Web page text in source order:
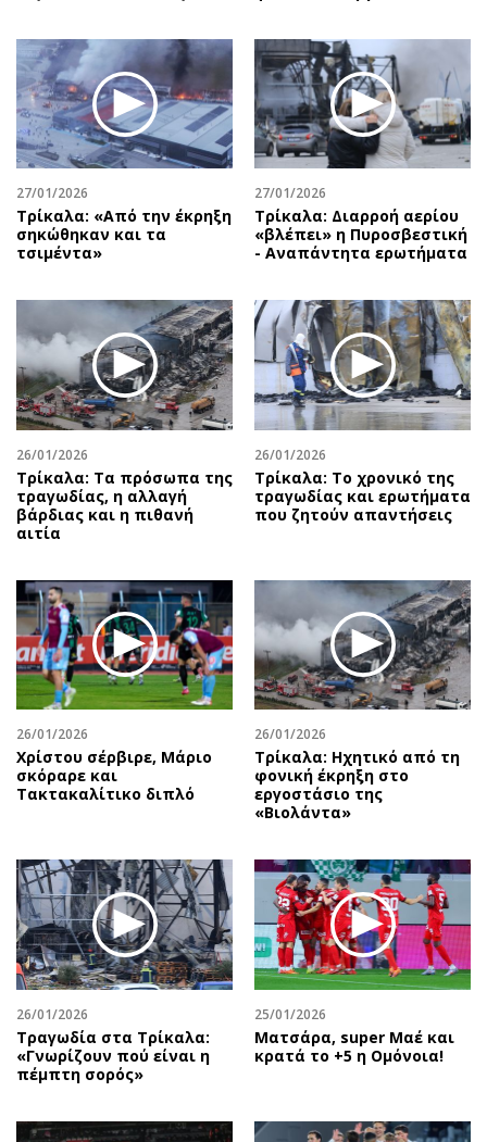
27/01/2026
Τρίκαλα: «Από την έκρηξη
σηκώθηκαν και τα
τσιμέντα»
27/01/2026
Τρίκαλα: Διαρροή αερίου
«βλέπει» η Πυροσβεστική
- Αναπάντητα ερωτήματα
26/01/2026
Τρίκαλα: Τα πρόσωπα της
τραγωδίας, η αλλαγή
βάρδιας και η πιθανή
αιτία
26/01/2026
Τρίκαλα: Το χρονικό της
τραγωδίας και ερωτήματα
που ζητούν απαντήσεις
26/01/2026
Χρίστου σέρβιρε, Μάριο
σκόραρε και
Τακτακαλίτικο διπλό
26/01/2026
Τρίκαλα: Ηχητικό από τη
φονική έκρηξη στο
εργοστάσιο της
«Βιολάντα»
26/01/2026
Τραγωδία στα Τρίκαλα:
«Γνωρίζουν πού είναι η
πέμπτη σορός»
25/01/2026
Mατσάρα, super Μαέ και
κρατά το +5 η Ομόνοια!